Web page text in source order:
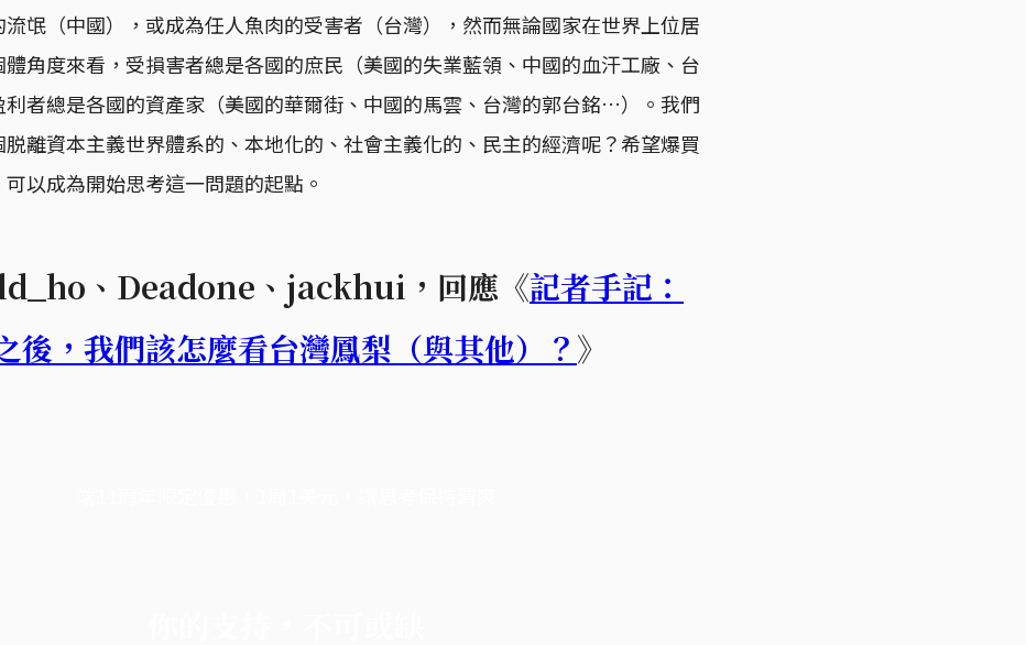
氓（中國），或成為任人魚肉的受害者（台灣），然而無論國家在世界上位居
角度來看，受損害者總是各國的庶民（美國的失業藍領、中國的血汗工廠、台
利者總是各國的資產家（美國的華爾街、中國的馬雲、台灣的郭台銘…）。我們
離資本主義世界體系的、本地化的、社會主義化的、民主的經濟呢？希望爆買
以成為開始思考這一問題的起點。
、Deadone、jackhui，回應《記者手記：
後，我們該怎麼看台灣鳳梨（與其他）？ 》